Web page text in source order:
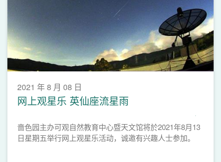
2021 年 8 月 08 日
网上观星乐 英仙座流星雨
啬色园主办可观自然教育中心暨天文馆将於2021年8月13
日星期五举行网上观星乐活动，诚邀有兴趣人士参加。